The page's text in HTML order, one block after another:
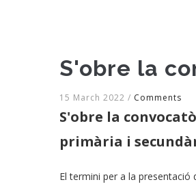
S'obre la
15 March 2022 / Comments
S'obre la
primària i
El termini per a la presentació